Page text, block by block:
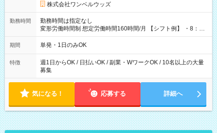
株式会社ワンベルウッズ
勤務時間
勤務時間は指定なし
変形労働時間制 想定労働時間160時間/月 【シフト例】 ・8：00
～21：00
期間 単発・1日のみOK
特徴
週1日からOK / 日払いOK / 副業・WワークOK / 10名以上の大量
募集
気になる！ 応募する 詳細へ